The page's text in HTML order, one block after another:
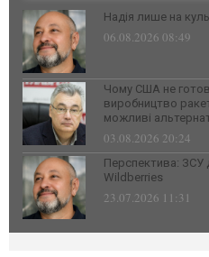
Надія лише на
06.08.2026 08:49
Чому США не
виробництво
можливі
03.08.2026 20:24
Перспектива: ЗСУ
Wildberries
23.07.2026 11:31